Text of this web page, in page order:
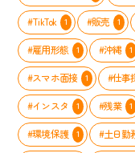
ッ
チ」
を
入
れ
る
取
り
組
み
#TikTok 1 #販売 1
#雇用形態 1 #沖縄 1
#スマホ面接 1 #仕事
#インスタ 1 #残業 1
#環境保護 1 #土日勤